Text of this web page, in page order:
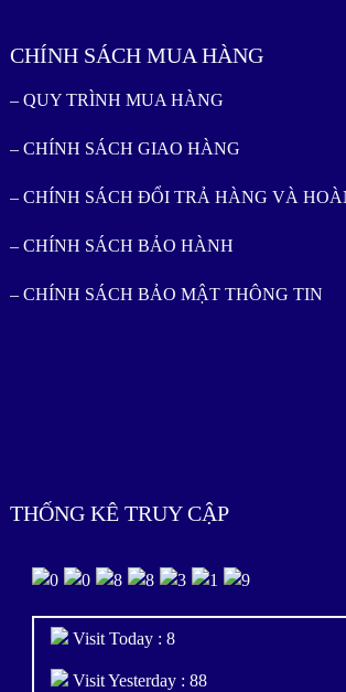
CHÍNH SÁCH MUA HÀNG
– QUY TRÌNH MUA HÀNG
– CHÍNH SÁCH GIAO HÀNG
– CHÍNH SÁCH ĐỔI TRẢ HÀNG VÀ
– CHÍNH SÁCH BẢO HÀNH
– CHÍNH SÁCH BẢO MẬT THÔNG TIN
THỐNG KÊ TRUY CẬP
Visit Today : 8
Visit Yesterday : 88